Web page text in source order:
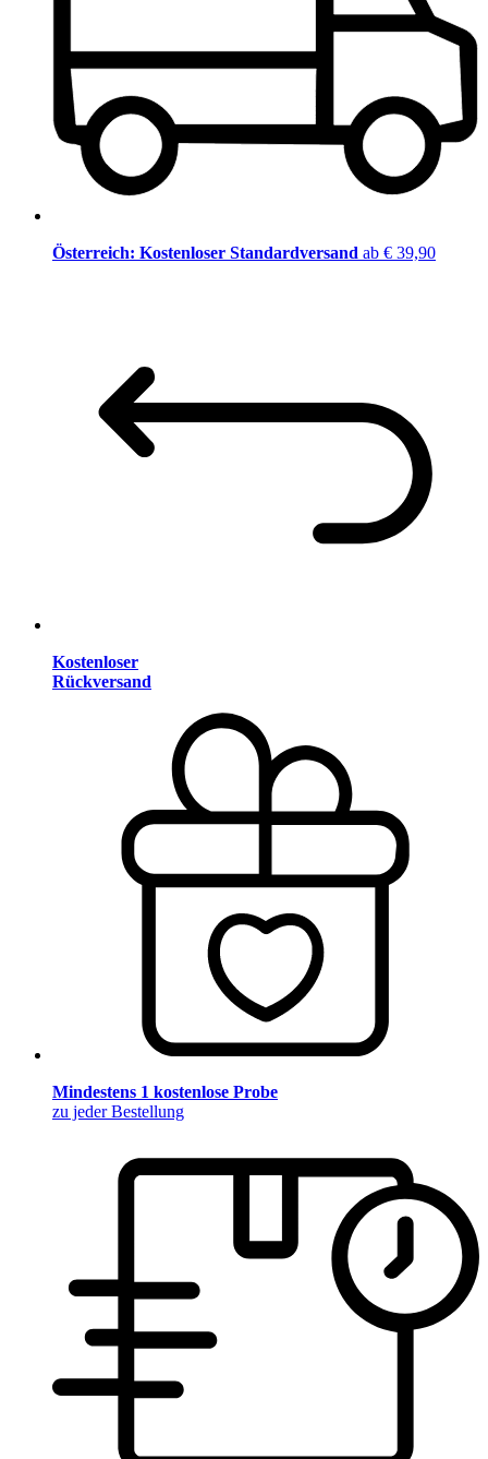
Österreich: Kostenloser Standardversand ab € 39,90
Kostenloser
Rückversand
Mindestens 1 kostenlose Probe
zu jeder Bestellung